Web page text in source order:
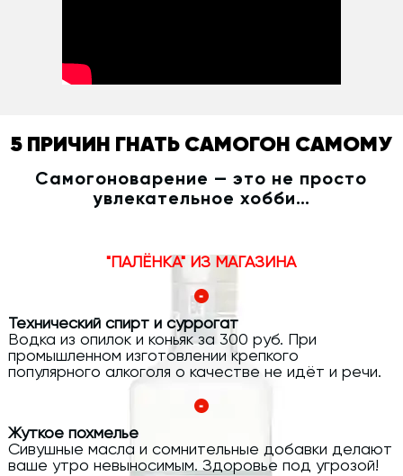
5 ПРИЧИН ГНАТЬ САМОГОН САМОМУ
Самогоноварение — это не просто
увлекательное хобби…
"ПАЛЁНКА" ИЗ МАГАЗИНА
Технический спирт и суррогат
Водка из опилок и коньяк за 300 руб. При
промышленном изготовлении крепкого
популярного алкоголя о качестве не идёт и речи.
Жуткое похмелье
Сивушные масла и сомнительные добавки делают
ваше утро невыносимым. Здоровье под угрозой!